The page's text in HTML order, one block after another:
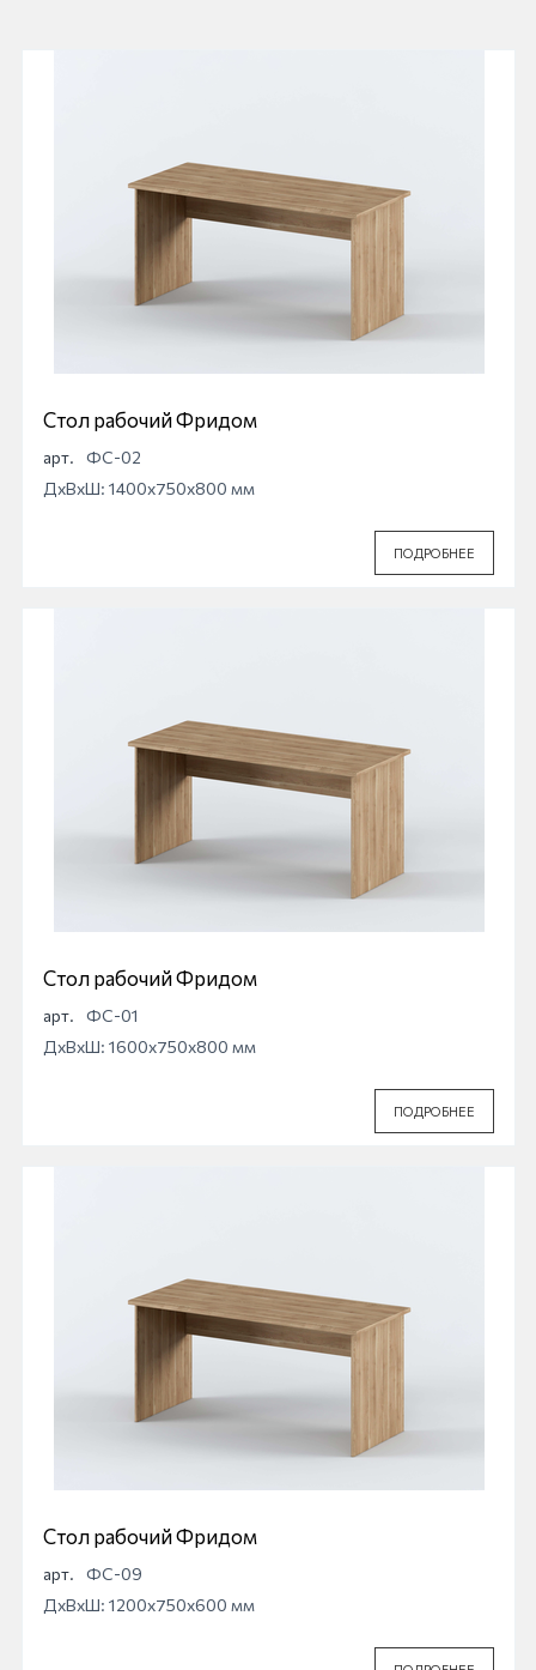
Стол рабочий Фридом
арт.
ФС-02
ДхВхШ: 1400x750x800 мм
ПОДРОБНЕЕ
Стол рабочий Фридом
арт.
ФС-01
ДхВхШ: 1600x750x800 мм
ПОДРОБНЕЕ
Стол рабочий Фридом
арт.
ФС-09
ДхВхШ: 1200x750x600 мм